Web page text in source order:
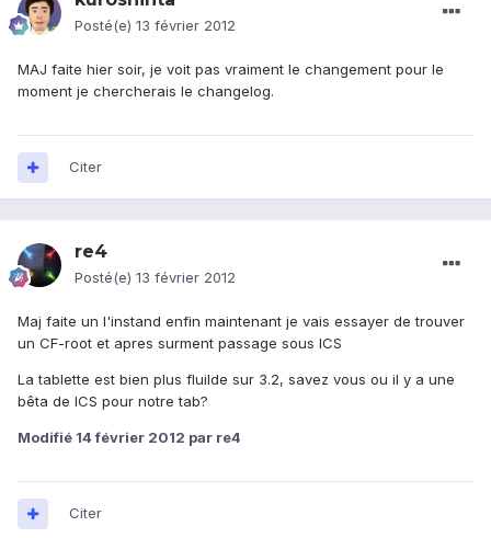
Posté(e) 13 février 2012
MAJ faite hier soir, je voit pas vraiment le changement pour le
moment je chercherais le changelog.
Citer
re4
Posté(e) 13 février 2012
Maj faite un l'instand enfin maintenant je vais essayer de trouver
un CF-root et apres surment passage sous ICS
La tablette est bien plus fluilde sur 3.2, savez vous ou il y a une
bêta de ICS pour notre tab?
Modifié 14 février 2012 par re4
Citer